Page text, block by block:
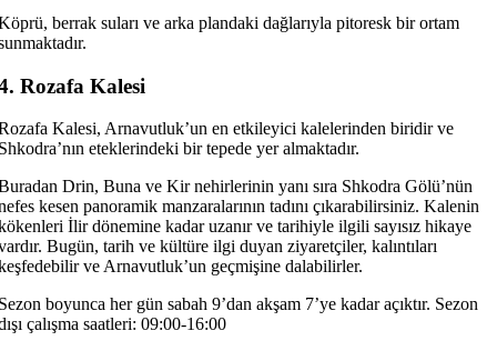
berrak suları ve arka plandaki dağlarıyla pitoresk bir ortam
Rozafa Kalesi
Kalesi, Arnavutluk’un en etkileyici kalelerinden biridir ve
eteklerindeki bir tepede yer almaktadır.
Drin, Buna ve Kir nehirlerinin yanı sıra Shkodra Gölü’nün
kesen panoramik manzaralarının tadını çıkarabilirsiniz. Kalenin
İlir dönemine kadar uzanır ve tarihiyle ilgili sayısız hikaye
Bugün, tarih ve kültüre ilgi duyan ziyaretçiler, kalıntıları
ve Arnavutluk’un geçmişine dalabilirler.
boyunca her gün sabah 9’dan akşam 7’ye kadar açıktır. Sezon
çalışma saatleri: 09:00-16:00